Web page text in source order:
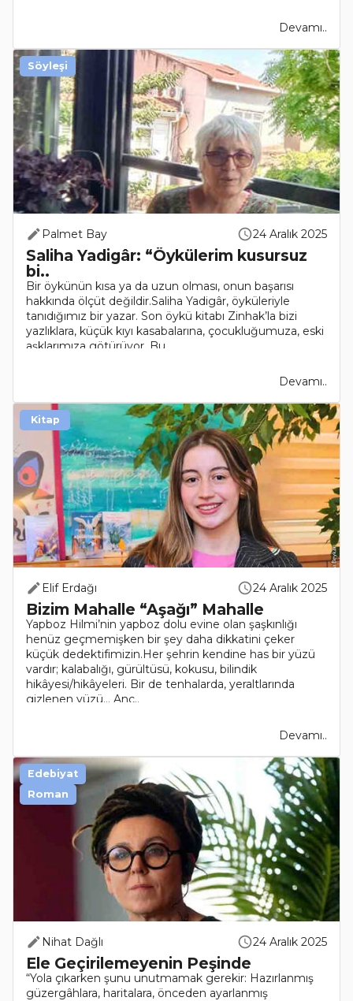
Devamı..
Palmet Bay 24 Aralık 2025
Saliha Yadigâr: “Öykülerim kusursuz
bi..
Bir öykünün kısa ya da uzun olması, onun başarısı
hakkında ölçüt değildir.Saliha Yadigâr, öyküleriyle
tanıdığımız bir yazar. Son öykü kitabı Zinhak’la bizi
yazlıklara, küçük kıyı kasabalarına, çocukluğumuza, eski
aşklarımıza götürüyor. Bu..
Devamı..
Söyleşi
Elif Erdağı 24 Aralık 2025
Bizim Mahalle “Aşağı” Mahalle
Yapboz Hilmi’nin yapboz dolu evine olan şaşkınlığı
henüz geçmemişken bir şey daha dikkatini çeker
küçük dedektifimizin.Her şehrin kendine has bir yüzü
vardır; kalabalığı, gürültüsü, kokusu, bilindik
hikâyesi/hikâyeleri. Bir de tenhalarda, yeraltlarında
gizlenen yüzü… Anc..
Devamı..
Kitap
Nihat Dağlı 24 Aralık 2025
Ele Geçirilemeyenin Peşinde
“Yola çıkarken şunu unutmamak gerekir: Hazırlanmış
güzergâhlara, haritalara, önceden ayarlanmış
Edebiyat
Roman